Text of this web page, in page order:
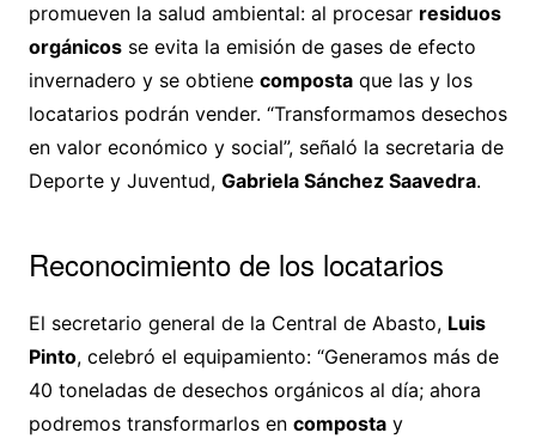
promueven la salud ambiental: al procesar residuos
orgánicosse evita la emisión de gases de efecto
invernadero y se obtiene compostaque las y los
locatarios podrán vender. “Transformamos desechos
en valor económico y social”, señaló la secretaria de
Deporte y Juventud, Gabriela Sánchez Saavedra.
Reconocimiento de los locatarios
El secretario general de la Central de Abasto, Luis
Pinto, celebró el equipamiento: “Generamos más de
40 toneladas de desechos orgánicos al día; ahora
podremos transformarlos en compostay